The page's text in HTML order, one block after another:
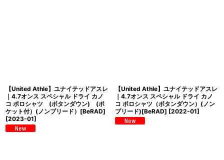
【United Athle】ユナイテッドアスレ
｜4.7オンス スペシャル ドライ カノ
コ ポロシャツ (ボタンダウン) (ポ
ケット付）(ノンブリード）[BeRAD]
[2023-01]
【United Athle】ユナイテッドアスレ
｜4.7オンス スペシャル ドライ カノ
コ ポロシャツ（ボタンダウン）(ノン
ブリード)[BeRAD] [2022-01]